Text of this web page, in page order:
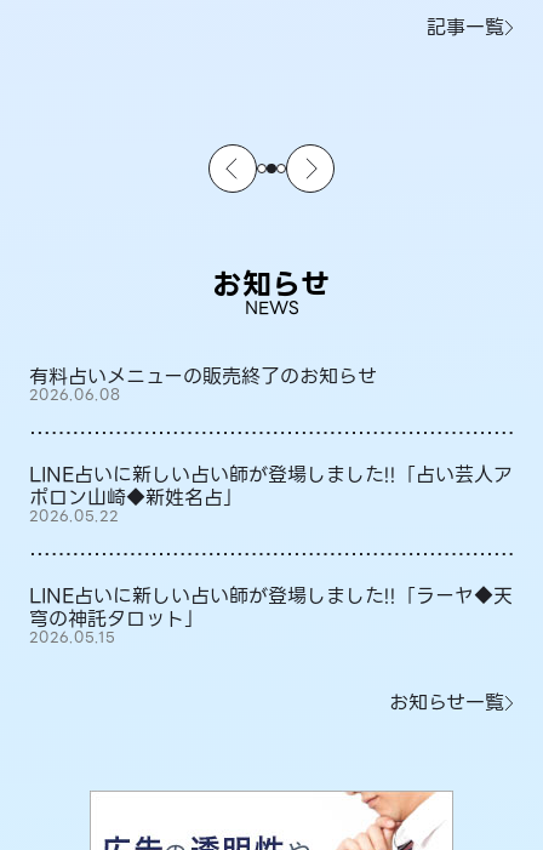
記事一覧
お知らせ
NEWS
有料占いメニューの販売終了のお知らせ
2026.06.08
LINE占いに新しい占い師が登場しました!!「占い芸人ア
ポロン山崎◆新姓名占」
2026.05.22
LINE占いに新しい占い師が登場しました!!「ラーヤ◆天
穹の神託タロット」
2026.05.15
お知らせ一覧